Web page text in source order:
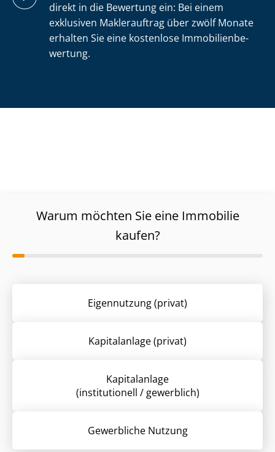
direkt in die Bewertung ein: Bei einem
exklusiven Maklerauftrag über zwölf Monate
erhalten Sie eine kostenlose Im­mo­bi­li­en­be­
wer­tung.
Warum möchten Sie eine Immobilie
kaufen?
Eigennutzung (privat)
Kapitalanlage (privat)
Kapitalanlage
(institutionell / gewerblich)
Gewerbliche Nutzung